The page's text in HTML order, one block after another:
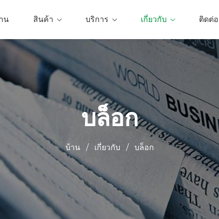
น สินค้า บริการ เกี่ยวกับ ติดต่อ
บล็อก
บ้าน / เกี่ยวกับ / บล็อก